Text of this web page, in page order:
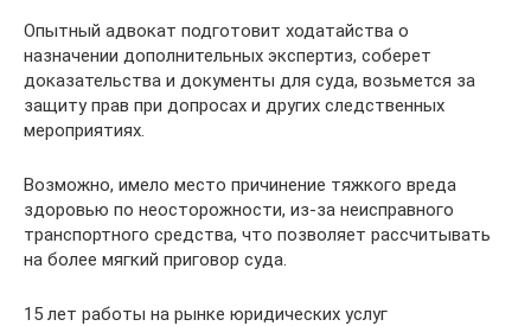
Опытный адвокат подготовит ходатайства о
назначении дополнительных экспертиз, соберет
доказательства и документы для суда, возьмется за
защиту прав при допросах и других следственных
мероприятиях.
Возможно, имело место причинение тяжкого вреда
здоровью по неосторожности, из-за неисправного
транспортного средства, что позволяет рассчитывать
на более мягкий приговор суда.
15 лет работы на рынке юридических услуг